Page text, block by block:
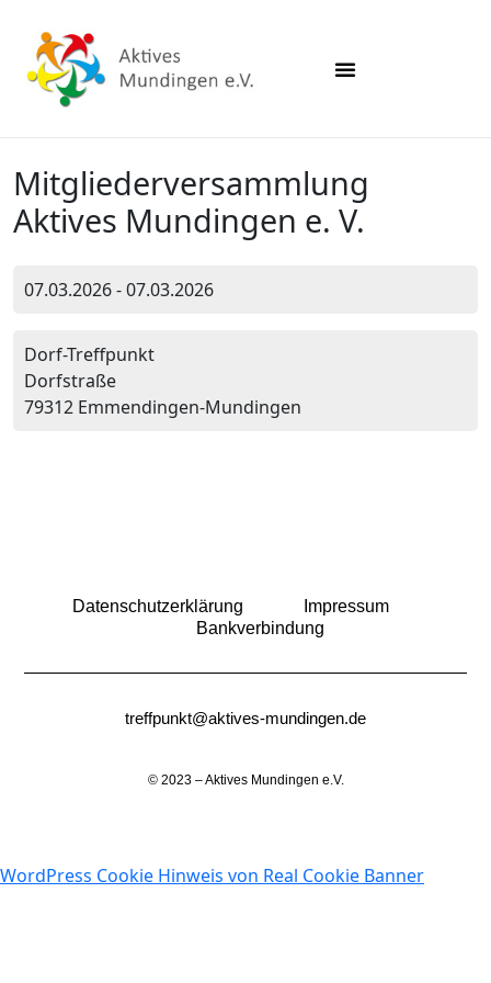
Mitgliederversammlung
Aktives Mundingen e. V.
07.03.2026 - 07.03.2026
Dorf-Treffpunkt
Dorfstraße
79312 Emmendingen-Mundingen
Datenschutzerklärung
Impressum
Bankverbindung
treffpunkt@aktives-mundingen.de
© 2023 – Aktives Mundingen e.V.
WordPress Cookie Hinweis von Real Cookie Banner